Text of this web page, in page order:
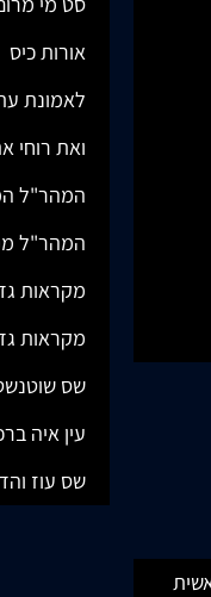
אורות כיס
לאמונת
ואת רוחי
המהר"ל
המהר"ל
מקראות
מקראות
שס
עין איה
שס עוז